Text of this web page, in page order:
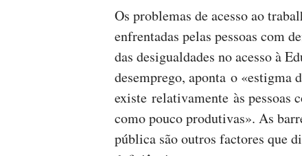
Os problemas de acesso ao
enfrentadas pelas pessoas com
das desigualdades no acesso à
desemprego, aponta o «estigma
existe relativamente às pessoas
como pouco produtivas». As
pública são outros factores que